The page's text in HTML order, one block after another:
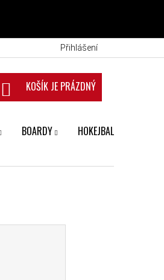
Přihlášení
NÁKUPNÍ KOŠÍK
BOARDY HOKEJBAL